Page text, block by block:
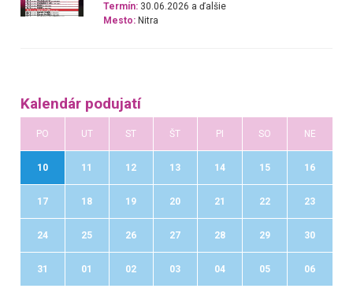
Termín: 30.06.2026 a ďalšie
Mesto: Nitra
Kalendár podujatí
PO UT ST ŠT PI SO NE
10 11 12 13 14 15 16
17 18 19 20 21 22 23
24 25 26 27 28 29 30
31 01 02 03 04 05 06